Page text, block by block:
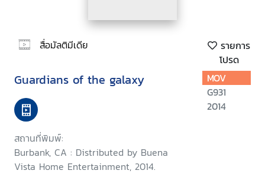
สื่อมัลติมีเดีย
รายการ
โปรด
Guardians of the galaxy
สถานที่พิมพ์:
Burbank, CA : Distributed by Buena
Vista Home Entertainment, 2014.
MOV
G931
2014